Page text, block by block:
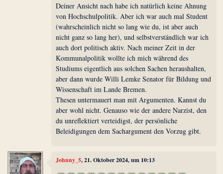
Deiner Ansicht nach habe ich natürlich keine Ahnung
von Hochschulpolitik. Aber ich war auch mal Student
(wahrscheinlich nicht so lang wie du, ist aber auch
nicht ganz so lang her), und selbstverständlich war ich
auch dort politisch aktiv. Nach meiner Zeit in der
Kommunalpolitik wollte ich mich während des
Studiums eigentlich aus solchen Sachen heraushalten,
aber dann wurde Willi Lemke Senator für Bildung und
Wissenschaft im Lande Bremen.
Thesen untermauert man mit Argumenten. Kannst du
aber wohl nicht. Genauso wie der andere Narzist, den
du unreflektiert verteidigst, der persönliche
Beleidigungen dem Sachargument den Vorzug gibt.
Johnny_5, 21. Oktober 2024, um 10:13